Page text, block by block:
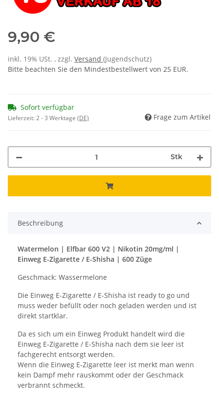
9,90 €
inkl. 19% USt. , zzgl. Versand (Jugendschutz)
Bitte beachten Sie den Mindestbestellwert von 25 EUR.
Sofort verfügbar
Lieferzeit:2 - 3 Werktage (DE) Frage zum Artikel
Stk
Beschreibung
Watermelon | Elfbar 600 V2 | Nikotin 20mg/ml |
Einweg E-Zigarette / E-Shisha | 600 Züge
Geschmack: Wassermelone
Die Einweg E-Zigarette / E-Shisha ist ready to go und
muss weder befüllt oder noch geladen werden und ist
direkt startklar.
Da es sich um ein Einweg Produkt handelt wird die
Einweg E-Zigarette / E-Shisha nach dem sie leer ist
fachgerecht entsorgt werden.
Wenn die Einweg E-Zigarette leer ist merkt man wenn
kein Dampf mehr rauskommt oder der Geschmack
verbrannt schmeckt.